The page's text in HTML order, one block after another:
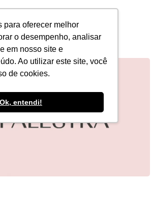
para oferecer melhor
o desempenho, analisar
em nosso site e
Ao utilizar este site, você
de cookies.
Ok, entendi!